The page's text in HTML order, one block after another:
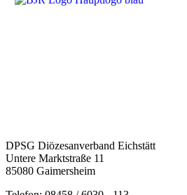
DPSG Diözesanverband Eichstätt
Untere Marktstraße 11
85080 Gaimersheim